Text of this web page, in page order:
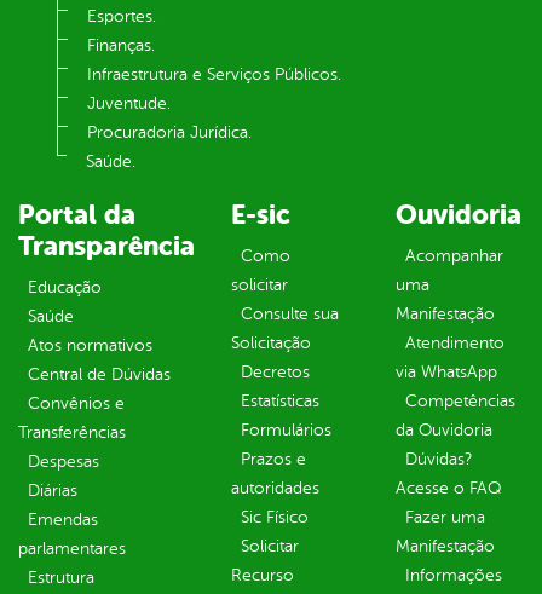
Esportes.
Finanças.
Infraestrutura e Serviços Públicos.
Juventude.
Procuradoria Jurídica.
Saúde.
Portal da
Transparência
Educação
Saúde
Atos normativos
Central de Dúvidas
Convênios e
Transferências
Despesas
Diárias
Emendas
parlamentares
Estrutura
E-sic
Como
solicitar
Consulte sua
Solicitação
Decretos
Estatísticas
Formulários
Prazos e
autoridades
Sic Físico
Solicitar
Recurso
Ouvidoria
Acompanhar
uma
Manifestação
Atendimento
via WhatsApp
Competências
da Ouvidoria
Dúvidas?
Acesse o FAQ
Fazer uma
Manifestação
Informações